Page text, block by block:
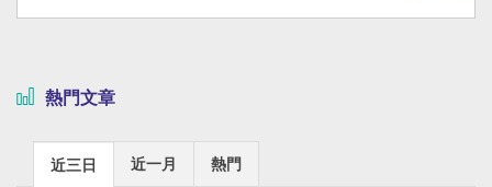
熱門文章
近三日 近一月 熱門